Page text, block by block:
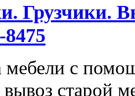
Грузчики.
8475
мебели с
вывоз старой